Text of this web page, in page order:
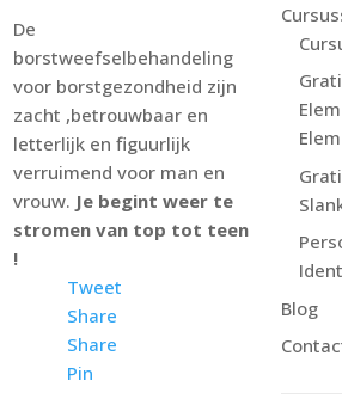
De
borstweefselbehandeling
voor borstgezondheid zijn
zacht ,betrouwbaar en
letterlijk en figuurlijk
verruimend voor man en
vrouw. Je begint weer te
stromen van top tot teen
!
Tweet
Share
Share
Pin
Blog